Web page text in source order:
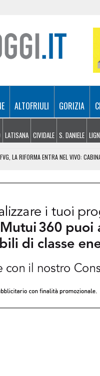
ALTOFRIULI GORIZIA
LATISANA CIVIDALE S. DANIELE
LA RIFORMA ENTRA NEL VIVO:
PORDENONESE, PRESO A ROMA IL
DEL MONDO: TORNA IL